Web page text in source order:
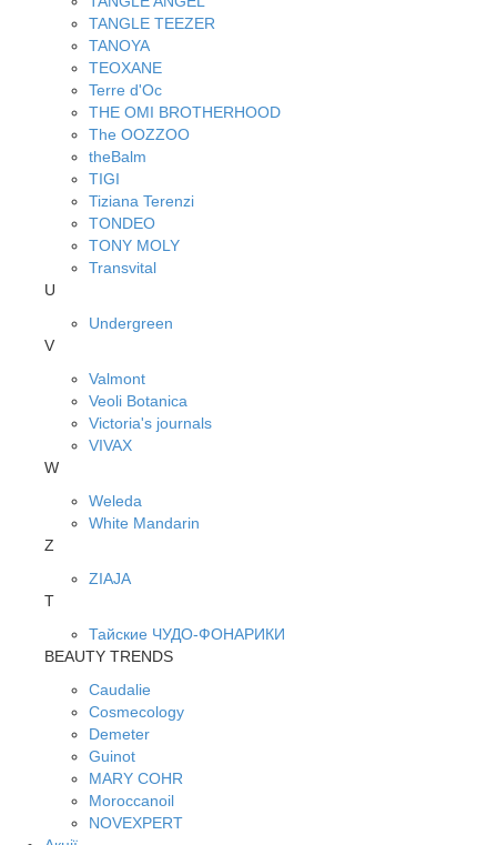
TANGLE TEEZER
TANOYA
TEOXANE
Terre d'Oc
THE OMI BROTHERHOOD
The OOZZOO
theBalm
TIGI
Tiziana Terenzi
TONDEO
TONY MOLY
Transvital
U
Undergreen
V
Valmont
Veoli Botanica
Victoria's journals
VIVAX
W
Weleda
White Mandarin
Z
ZIAJA
Т
Тайские ЧУДО-ФОНАРИКИ
BEAUTY TRENDS
Caudalie
Cosmecology
Demeter
Guinot
MARY COHR
Moroccanoil
NOVEXPERT